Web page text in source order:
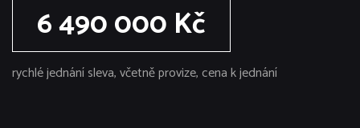
6 490 000 Kč
rychlé jednání sleva, včetně provize, cena k jednání